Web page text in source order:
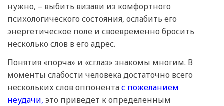
нужно, – выбить визави из комфортного
психологического состояния, ослабить его
энергетическое поле и своевременно бросить
несколько слов в его адрес.
Понятия «порча» и «сглаз» знакомы многим. В
моменты слабости человека достаточно всего
нескольких слов оппонентас пожеланием
неудачи, это приведет к определенным